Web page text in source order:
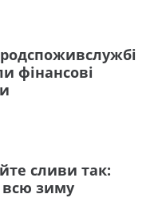
фінансові
сливи так:
всю зиму